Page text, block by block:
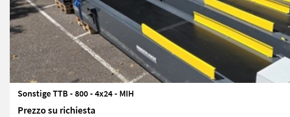
Sonstige TTB - 800 - 4x24 - MIH
Prezzo su richiesta